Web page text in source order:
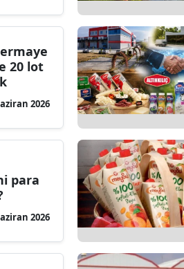
20 lot
2026
para
2026